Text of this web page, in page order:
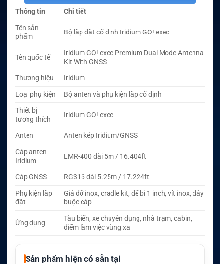
Thông tin
Chi tiết
Tên sản
phẩm
Bộ lắp đặt cố định Iridium GO! exec
Tên quốc tế
Iridium GO! exec Premium Dual Mode Antenna
Kit With GNSS
Thương hiệu
Iridium
Loại phụ kiện
Bộ anten và phụ kiện lắp cố định
Thiết bị
tương thích
Iridium GO! exec
Anten
Anten kép Iridium/GNSS
Cáp anten
Iridium
LMR-400 dài 5m / 16.404ft
Cáp GNSS
RG316 dài 5.25m / 17.224ft
Phụ kiện lắp
đặt
Giá đỡ inox, cradle kit, đế bi 1 inch, vít inox, dây
buộc cáp
Ứng dụng
Tàu biển, xe chuyên dụng, nhà trạm, cabin,
điểm làm việc vùng xa
Sản phẩm hiện có sẵn tại